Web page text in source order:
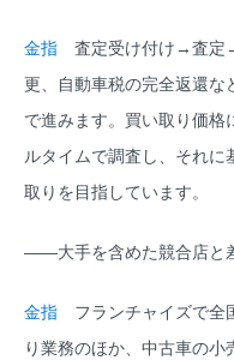
金指 査定受け付け→査定
更、自動車税の完全返還
で進みます。買い取り価格
ルタイムで調査し、それに
取りを目指しています。
――大手を含めた競合店と
金指 フランチャイズで全
り業務のほか、中古車の